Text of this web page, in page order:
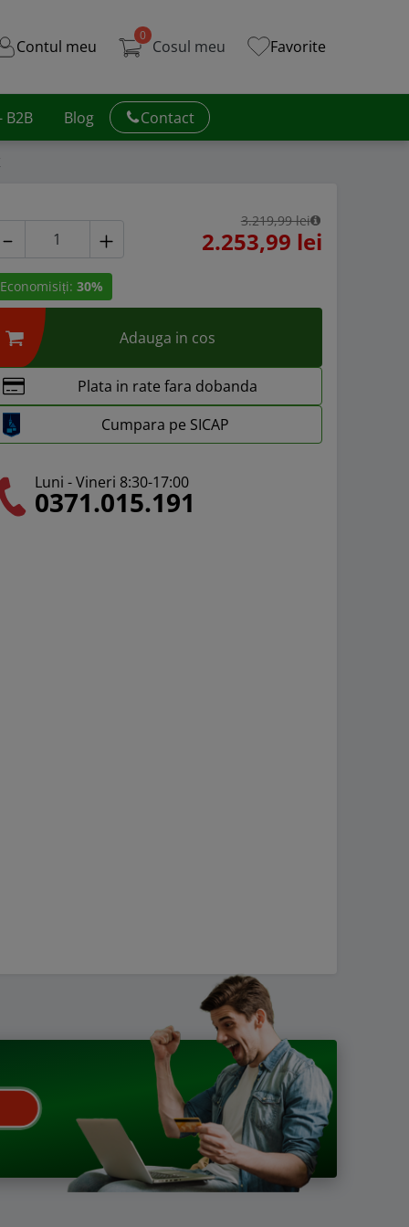
Contul meu
0
Cosul meu Favorite
B2B Blog Contact
3.219,99 lei
2.253,99 lei
Economisiți: 30%
Adauga in cos
Plata in rate fara dobanda
Cumpara pe SICAP
Luni - Vineri 8:30-17:00
0371.015.191